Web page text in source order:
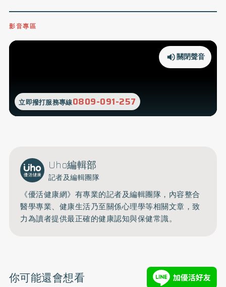
影音專區
立即撥打服務專線0809-091-257
關閉聲音
Uho編輯部
記者及編輯團隊
《優活健康網》有專業的記者及編輯團隊，內容整合
醫學專業、健康生活乃至關係心理學等相關文章，致
力為讀者提供最正確的健康認知與保健常識。
你可能還會想看